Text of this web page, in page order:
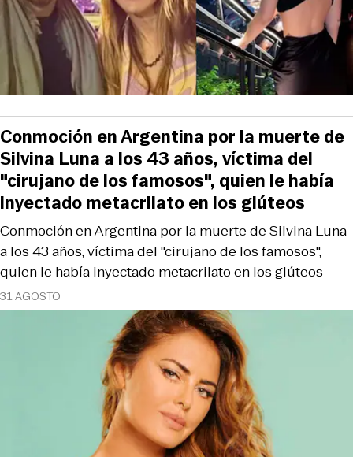
31 AGOSTO
Conmoción en Argentina por la muerte de Silvina Luna
a los 43 años, víctima del "cirujano de los famosos",
quien le había inyectado metacrilato en los glúteos
Conmoción en Argentina por la muerte de
Silvina Luna a los 43 años, víctima del
"cirujano de los famosos", quien le había
inyectado metacrilato en los glúteos